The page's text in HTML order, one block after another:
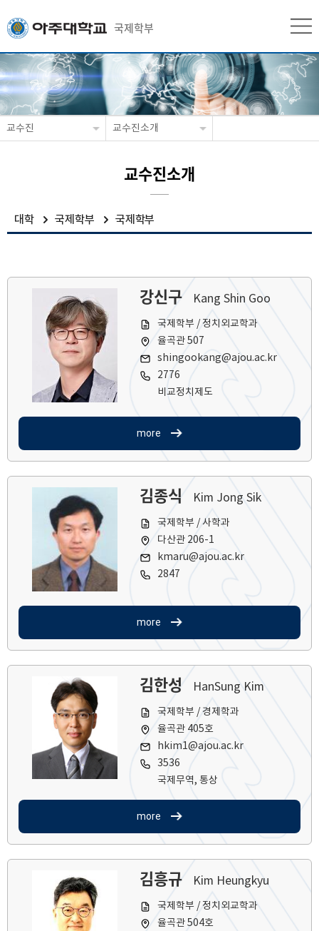
국제학부
교수진 교수진소개
교수진소개
대학 국제학부 국제학부
강신구 Kang Shin Goo
국제학부 / 정치외교학과
율곡관 507
shingookang@ajou.ac.kr
2776
비교정치제도
more
김종식 Kim Jong Sik
국제학부 / 사학과
다산관 206-1
kmaru@ajou.ac.kr
2847
more
김한성 HanSung Kim
국제학부 / 경제학과
율곡관 405호
hkim1@ajou.ac.kr
3536
국제무역, 통상
more
김흥규 Kim Heungkyu
국제학부 / 정치외교학과
율곡관 504호